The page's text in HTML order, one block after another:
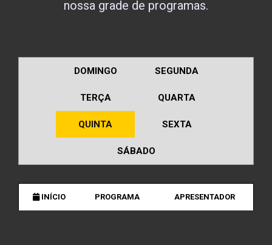
nossa grade de programas.
DOMINGO SEGUNDA
TERÇA QUARTA
QUINTA SEXTA
SÁBADO
INÍCIO PROGRAMA APRESENTADOR